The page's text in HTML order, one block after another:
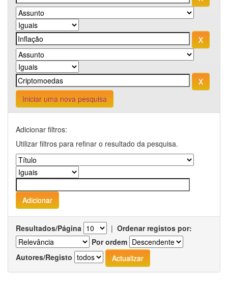
Iniciar uma nova pesquisa
Adicionar filtros:
Utilizar filtros para refinar o resultado da pesquisa.
Resultados/Página | Ordenar registos por:
Por ordem
Autores/Registo